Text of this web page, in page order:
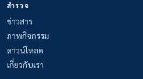
สำรวจ
ข่าวสาร
ภาพกิจกรรม
ดาวน์โหลด
เกี่ยวกับเรา